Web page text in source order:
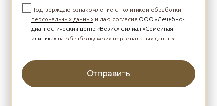
Подтверждаю ознакомление с политикой обработки
персональных данных и даю согласие ООО «Лечебно-
диагностический центр «Верис» филиал «Семейная
клиника» на обработку моих персональных данных.
Отправить